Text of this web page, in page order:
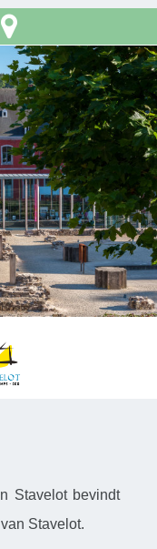
Stavelot bevindt
Stavelot.